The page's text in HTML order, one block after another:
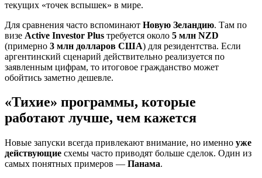
текущих «точек вспышек» в мире.
Для сравнения часто вспоминают Новую Зеландию. Там по
визе Active Investor Plus требуется около 5 млн NZD
(примерно 3 млн долларов США) для резидентства. Если
аргентинский сценарий действительно реализуется по
заявленным цифрам, то итоговое гражданство может
обойтись заметно дешевле.
«Тихие» программы, которые
работают лучше, чем кажется
Новые запуски всегда привлекают внимание, но именно уже
действующие схемы часто приводят больше сделок. Один из
самых понятных примеров — Панама.